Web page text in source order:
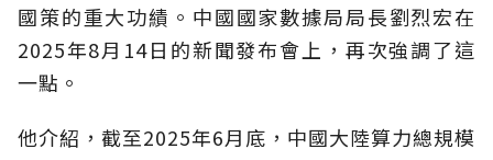
國策的重大功績。中國國家數據局局長劉烈宏在
2025年8月14日的新聞發布會上，再次強調了這
一點。
他介紹，截至2025年6月底，中國大陸算力總規模